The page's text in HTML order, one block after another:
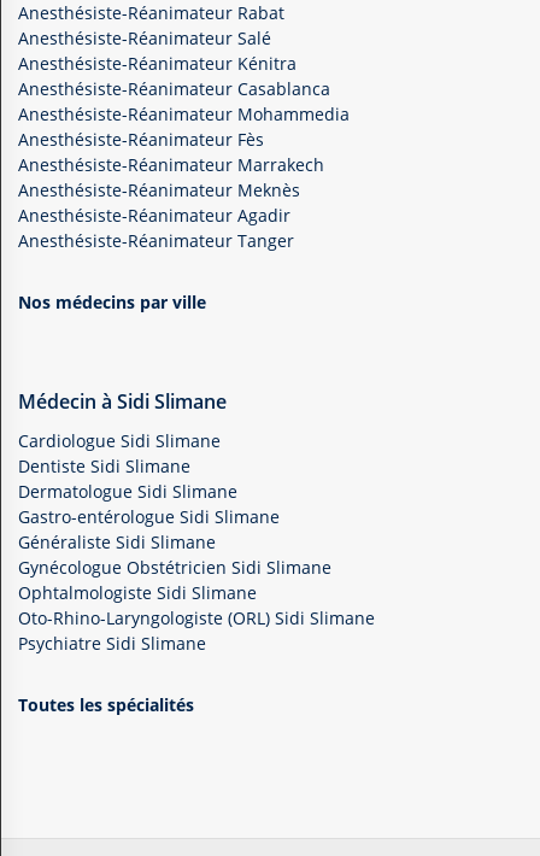
Anesthésiste-Réanimateur Rabat
Anesthésiste-Réanimateur Salé
Anesthésiste-Réanimateur Kénitra
Anesthésiste-Réanimateur Casablanca
Anesthésiste-Réanimateur Mohammedia
Anesthésiste-Réanimateur Fès
Anesthésiste-Réanimateur Marrakech
Anesthésiste-Réanimateur Meknès
Anesthésiste-Réanimateur Agadir
Anesthésiste-Réanimateur Tanger
Nos médecins par ville
Médecin à Sidi Slimane
Cardiologue Sidi Slimane
Dentiste Sidi Slimane
Dermatologue Sidi Slimane
Gastro-entérologue Sidi Slimane
Généraliste Sidi Slimane
Gynécologue Obstétricien Sidi Slimane
Ophtalmologiste Sidi Slimane
Oto-Rhino-Laryngologiste (ORL) Sidi Slimane
Psychiatre Sidi Slimane
Toutes les spécialités